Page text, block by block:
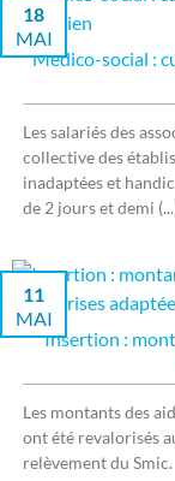
Médico-social :
18
MAI
Les salariés des
collective des
inadaptées et
de 2 jours et demi
Insertion :
11
MAI
Les montants des
ont été revalorisés
relèvement du Smic.